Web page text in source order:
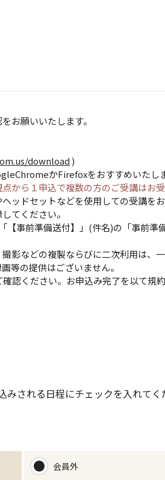
お願いいたします。
download )
かFirefoxをおすすめいたしま
から１申込で複数の方のご受講はお受
ッドセットなどを使用しての受講をお
てください。
【事前準備送付】」(件名)の「事前
影などの複製ならびに二次利用は、一
等の提供はございません。
確認ください。お申込み完了を以て規
される日程にチェックを入れてく
会員外